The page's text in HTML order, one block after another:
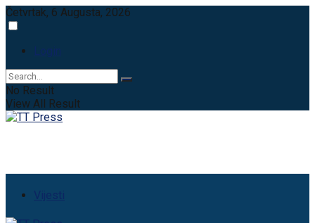
Četvrtak, 6 Augusta, 2026
Login
No Result
View All Result
Vijesti